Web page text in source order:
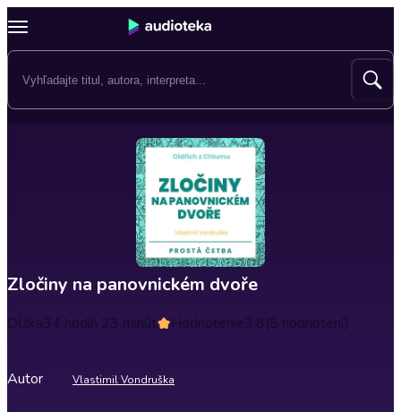
Zločiny na panovnickém dvoře
Dĺžka34 hodín 23 minút Hodnotenie3.8(5 hodnotení)
Autor Vlastimil Vondruška